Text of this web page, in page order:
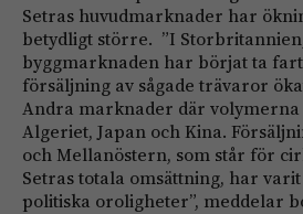
Setras huvudmarknader har
betydligt större. ”I
byggmarknaden har börjat ta
försäljning av sågade trävaror
Andra marknader där
Algeriet, Japan och Kina.
och Mellanöstern, som står för
Setras totala omsättning, har
politiska oroligheter”, meddelar